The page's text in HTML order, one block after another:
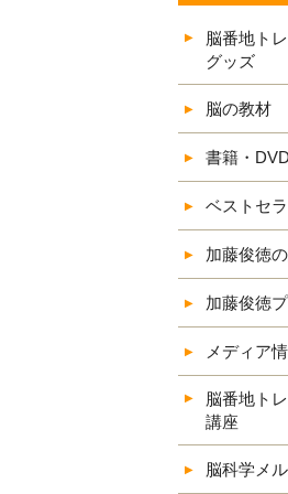
脳番地ト
グッズ
脳の教材
書籍・DVD
ベストセ
加藤俊徳
加藤俊徳
メディア
脳番地ト
講座
脳科学メ